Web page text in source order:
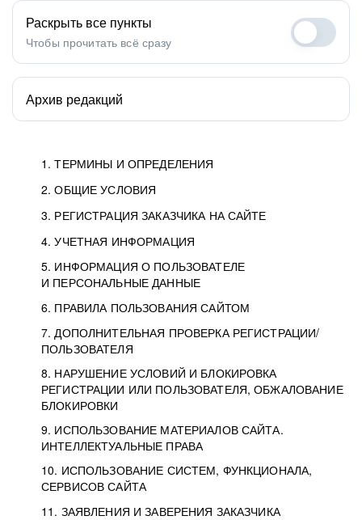
1. ТЕРМИНЫ И ОПРЕДЕЛЕНИЯ
2. ОБЩИЕ УСЛОВИЯ
3. РЕГИСТРАЦИЯ ЗАКАЗЧИКА НА САЙТЕ
4. УЧЕТНАЯ ИНФОРМАЦИЯ
5. ИНФОРМАЦИЯ О ПОЛЬЗОВАТЕЛЕ
И ПЕРСОНАЛЬНЫЕ ДАННЫЕ
6. ПРАВИЛА ПОЛЬЗОВАНИЯ САЙТОМ
7. ДОПОЛНИТЕЛЬНАЯ ПРОВЕРКА РЕГИСТРАЦИИ/
ПОЛЬЗОВАТЕЛЯ
8. НАРУШЕНИЕ УСЛОВИЙ И БЛОКИРОВКА
РЕГИСТРАЦИИ ИЛИ ПОЛЬЗОВАТЕЛЯ, ОБЖАЛОВАНИЕ
БЛОКИРОВКИ
9. ИСПОЛЬЗОВАНИЕ МАТЕРИАЛОВ САЙТА.
ИНТЕЛЛЕКТУАЛЬНЫЕ ПРАВА
10. ИСПОЛЬЗОВАНИЕ СИСТЕМ, ФУНКЦИОНАЛА,
СЕРВИСОВ САЙТА
11. ЗАЯВЛЕНИЯ И ЗАВЕРЕНИЯ ЗАКАЗЧИКА
Раскрыть все пункты
Чтобы прочитать всё сразу
Архив редакций